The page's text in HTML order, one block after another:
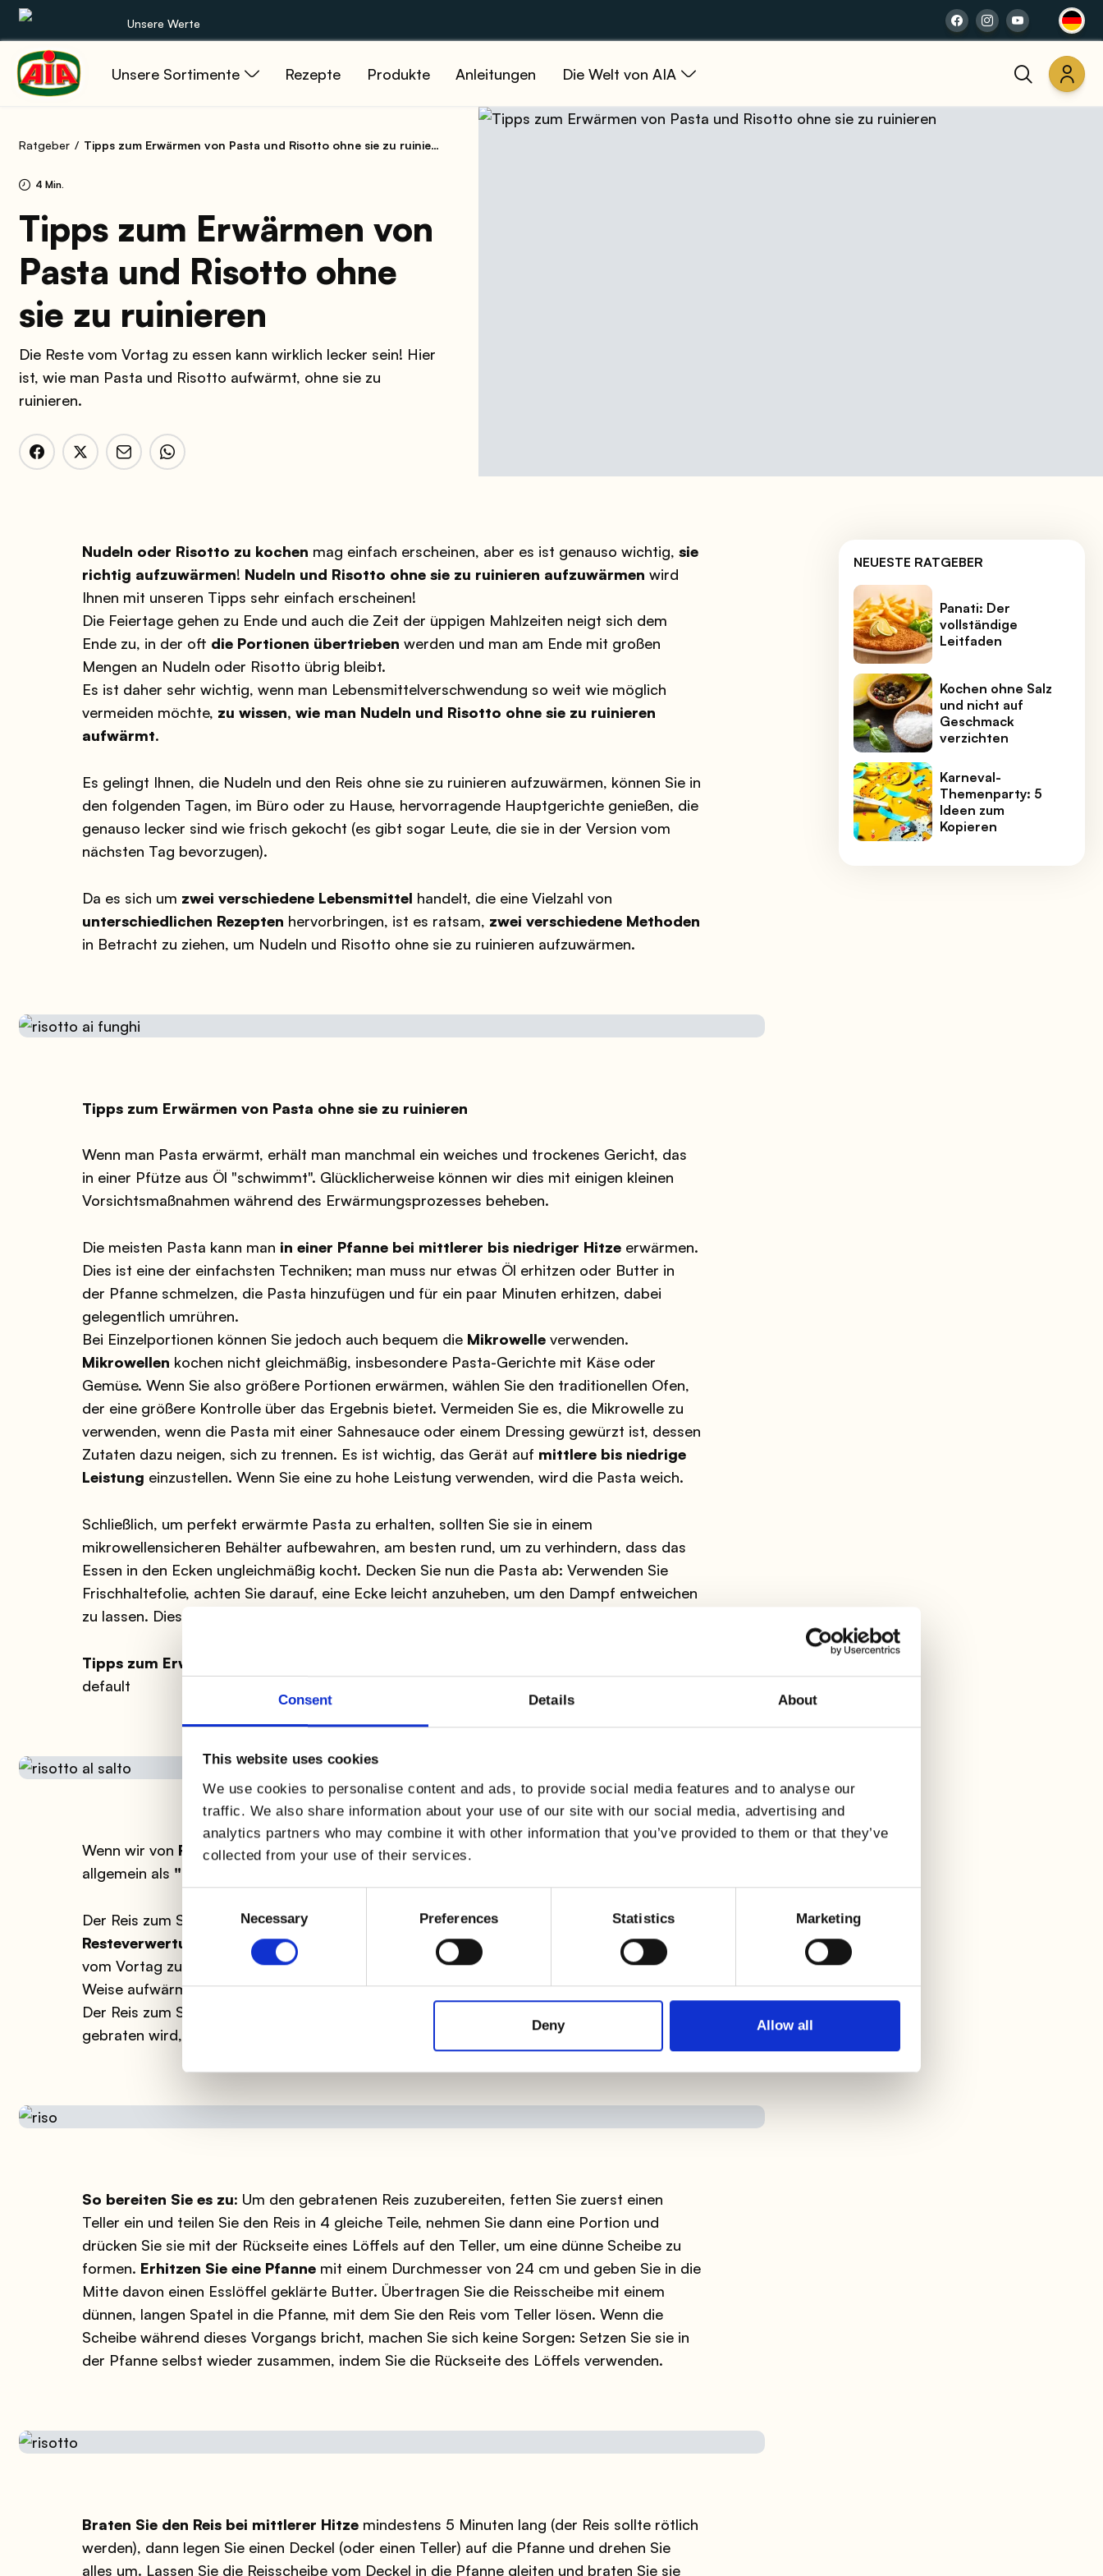
Consent Details About
This website uses cookies
We use cookies to personalise content and ads, to provide social media features and to analyse our
traffic. We also share information about your use of our site with our social media, advertising and
analytics partners who may combine it with other information that you’ve provided to them or that they’ve
collected from your use of their services.
Selection
Necessary Preferences Statistics Marketing
Deny Allow all
Unsere Werte
Unsere Sortimente Rezepte Produkte Anleitungen Die Welt von AIA
Unsere Sortimente
Anleitungen
Die Welt von AIA
Ratgeber Tipps zum Erwärmen von Pasta und Risotto ohne sie zu ruinieren
4 Min.
Tipps zum Erwärmen von
Pasta und Risotto ohne
sie zu ruinieren
Die Reste vom Vortag zu essen kann wirklich lecker sein! Hier
ist, wie man Pasta und Risotto aufwärmt, ohne sie zu
ruinieren.
Nudeln oder Risotto zu kochen mag einfach erscheinen, aber es ist genauso wichtig, sie
richtig aufzuwärmen! Nudeln und Risotto ohne sie zu ruinieren aufzuwärmen wird
Ihnen mit unseren Tipps sehr einfach erscheinen!
Die Feiertage gehen zu Ende und auch die Zeit der üppigen Mahlzeiten neigt sich dem
Ende zu, in der oft die Portionen übertrieben werden und man am Ende mit großen
Mengen an Nudeln oder Risotto übrig bleibt.
Es ist daher sehr wichtig, wenn man Lebensmittelverschwendung so weit wie möglich
vermeiden möchte, zu wissen, wie man Nudeln und Risotto ohne sie zu ruinieren
aufwärmt.
Es gelingt Ihnen, die Nudeln und den Reis ohne sie zu ruinieren aufzuwärmen, können Sie in
den folgenden Tagen, im Büro oder zu Hause, hervorragende Hauptgerichte genießen, die
genauso lecker sind wie frisch gekocht (es gibt sogar Leute, die sie in der Version vom
nächsten Tag bevorzugen).
Da es sich um zwei verschiedene Lebensmittel handelt, die eine Vielzahl von
unterschiedlichen Rezepten hervorbringen, ist es ratsam, zwei verschiedene Methoden
in Betracht zu ziehen, um Nudeln und Risotto ohne sie zu ruinieren aufzuwärmen.
Tipps zum Erwärmen von Pasta ohne sie zu ruinieren
Wenn man Pasta erwärmt, erhält man manchmal ein weiches und trockenes Gericht, das
in einer Pfütze aus Öl "schwimmt". Glücklicherweise können wir dies mit einigen kleinen
Vorsichtsmaßnahmen während des Erwärmungsprozesses beheben.
Die meisten Pasta kann man in einer Pfanne bei mittlerer bis niedriger Hitzeerwärmen.
Dies ist eine der einfachsten Techniken; man muss nur etwas Öl erhitzen oder Butter in
der Pfanne schmelzen, die Pasta hinzufügen und für ein paar Minuten erhitzen, dabei
gelegentlich umrühren.
Bei Einzelportionen können Sie jedoch auch bequem die Mikrowelleverwenden.
Mikrowellen kochen nicht gleichmäßig, insbesondere Pasta-Gerichte mit Käse oder
Gemüse. Wenn Sie also größere Portionen erwärmen, wählen Sie den traditionellen Ofen,
der eine größere Kontrolle über das Ergebnis bietet. Vermeiden Sie es, die Mikrowelle zu
verwenden, wenn die Pasta mit einer Sahnesauce oder einem Dressing gewürzt ist, dessen
Zutaten dazu neigen, sich zu trennen. Es ist wichtig, das Gerät auf mittlere bis niedrige
Leistung einzustellen. Wenn Sie eine zu hohe Leistung verwenden, wird die Pasta weich.
Schließlich, um perfekt erwärmte Pasta zu erhalten, sollten Sie sie in einem
mikrowellensicheren Behälter aufbewahren, am besten rund, um zu verhindern, dass das
Essen in den Ecken ungleichmäßig kocht. Decken Sie nun die Pasta ab: Verwenden Sie
Frischhaltefolie, achten Sie darauf, eine Ecke leicht anzuheben, um den Dampf entweichen
zu lassen. Dieses Material fängt die Wärme ein und erwärmt die Pasta gleichmäßig.
Tipps zum Erwärmen von Risotto ohne es zu ruinieren
default
Wenn wir von Risotto aufwärmensprechen, sprechen wir von dem, was in der Küche
allgemein als "Reis zum Springen"
Der Reis zum Springen ist eine typisch lombardischeZubereitung; es wird als ein
Resteverwertungsgerichtangesehen, da es mit dem übrig gebliebenen gelben Risotto
vom Vortag zubereitet wurde. Sie können jedoch auch andere Arten von Risotto auf diese
Weise aufwärmen; probieren Sie zum Beispiel dasKürbis- und Dakota-Risotto!
Der Reis zum Springen wird zu einer dünnen Scheibe gepresst, die dann in geklärter Butter
gebraten wird, bis sie rötlich und knusprig ist: ein wahrer Genuss!
So bereiten Sie es zu: Um den gebratenen Reis zuzubereiten, fetten Sie zuerst einen
Teller ein und teilen Sie den Reis in 4 gleiche Teile, nehmen Sie dann eine Portion und
drücken Sie sie mit der Rückseite eines Löffels auf den Teller, um eine dünne Scheibe zu
formen. Erhitzen Sie eine Pfannemit einem Durchmesser von 24 cm und geben Sie in die
Mitte davon einen Esslöffel geklärte Butter. Übertragen Sie die Reisscheibe mit einem
dünnen, langen Spatel in die Pfanne, mit dem Sie den Reis vom Teller lösen. Wenn die
Scheibe während dieses Vorgangs bricht, machen Sie sich keine Sorgen: Setzen Sie sie in
der Pfanne selbst wieder zusammen, indem Sie die Rückseite des Löffels verwenden.
Braten Sie den Reis bei mittlerer Hitzemindestens 5 Minuten lang (der Reis sollte rötlich
werden), dann legen Sie einen Deckel (oder einen Teller) auf die Pfanne und drehen Sie
alles um. Lassen Sie die Reisscheibe vom Deckel in die Pfanne gleiten und braten Sie sie
NEUESTE RATGEBER
Panati: Der
vollständige
Leitfaden
Kochen ohne Salz
und nicht auf
Geschmack
verzichten
Karneval-
Themenparty: 5
Ideen zum
Kopieren